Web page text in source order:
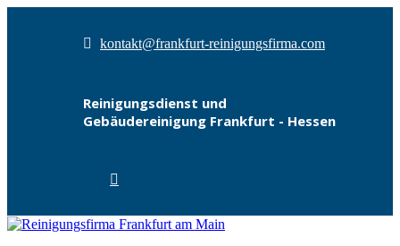
kontakt@frankfurt-reinigungsfirma.com
Reinigungsdienst und
Gebäudereinigung Frankfurt - Hessen